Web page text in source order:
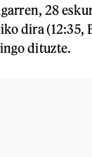
28
dira (12:35,
dituzte.